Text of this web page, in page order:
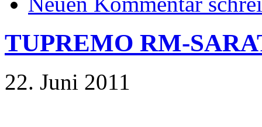
TUPREMO RM-
22. Juni 2011